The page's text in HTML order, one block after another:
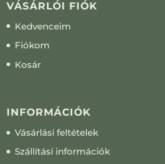
VÁSÁRLÓI FIÓK
Kedvenceim
Fiókom
Kosár
INFORMÁCIÓK
Vásárlási feltételek
Szállítási információk